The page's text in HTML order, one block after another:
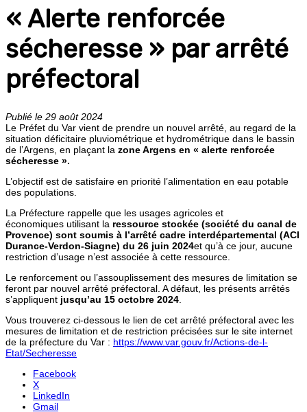
« Alerte renforcée
sécheresse » par arrêté
préfectoral
Publié le 29 août 2024
Le Préfet du Var vient de prendre un nouvel arrêté, au regard de la
situation déficitaire pluviométrique et hydrométrique dans le bassin
de l’Argens, en plaçant la zone Argens en « alerte renforcée
sécheresse ».
L’objectif est de satisfaire en priorité l’alimentation en eau potable
des populations.
La Préfecture rappelle que les usages agricoles et
économiques utilisant la ressource stockée (société du canal de
Provence) sont soumis à l’arrêté cadre interdépartemental (ACI
Durance-Verdon-Siagne) du 26 juin 2024et qu’à ce jour, aucune
restriction d’usage n’est associée à cette ressource.
Le renforcement ou l’assouplissement des mesures de limitation se
feront par nouvel arrêté préfectoral. A défaut, les présents arrêtés
s’appliquent jusqu’au 15 octobre 2024
Vous trouverez ci-dessous le lien de cet arrêté préfectoral avec les
mesures de limitation et de restriction précisées sur le site internet
de la préfecture du Var : https://www.var.gouv.fr/Actions-de-l-
Etat/Secheresse
Facebook
X
LinkedIn
Gmail